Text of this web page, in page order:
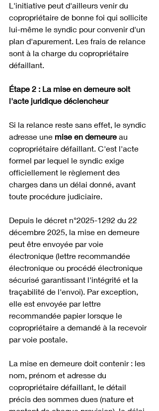
L'initiative peut d'ailleurs venir du
copropriétaire de bonne foi qui sollicite
lui-même le syndic pour convenir d'un
plan d'apurement. Les frais de relance
sont à la charge du copropriétaire
défaillant.
Étape 2 : La mise en demeure soit
l'acte juridique déclencheur
Si la relance reste sans effet, le syndic
adresse une mise en demeure au
copropriétaire défaillant. C'est l'acte
formel par lequel le syndic exige
officiellement le règlement des
charges dans un délai donné, avant
toute procédure judiciaire.
Depuis le décret n°2025-1292 du 22
décembre 2025, la mise en demeure
peut être envoyée par voie
électronique (lettre recommandée
électronique ou procédé électronique
sécurisé garantissant l'intégrité et la
traçabilité de l'envoi). Par exception,
elle est envoyée par lettre
recommandée papier lorsque le
copropriétaire a demandé à la recevoir
par voie postale.
La mise en demeure doit contenir : les
nom, prénom et adresse du
copropriétaire défaillant, le détail
précis des sommes dues (nature et